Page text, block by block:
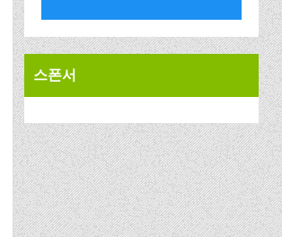
스폰서